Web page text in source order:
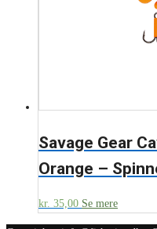
Savage Gear
Orange –
kr. 35,00 Se mere